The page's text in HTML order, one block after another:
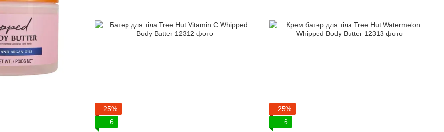
−25%
6
−25%
6